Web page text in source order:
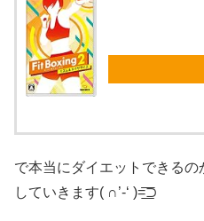
で本当にダイエットできる
していきます( ∩’-‘ )=͟͟͞͞⊃